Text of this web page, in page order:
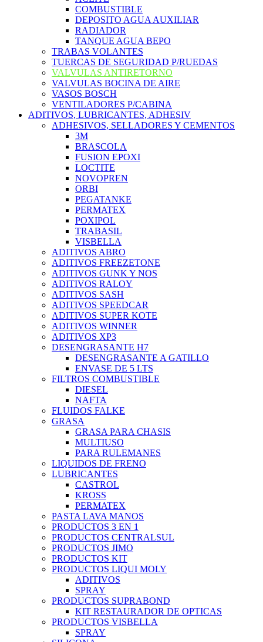
COMBUSTIBLE
DEPOSITO AGUA AUXILIAR
RADIADOR
TANQUE AGUA BEPO
TRABAS VOLANTES
TUERCAS DE SEGURIDAD P/RUEDAS
VALVULAS ANTIRETORNO
VALVULAS BOCINA DE AIRE
VASOS BOSCH
VENTILADORES P/CABINA
ADITIVOS, LUBRICANTES, ADHESIV
ADHESIVOS, SELLADORES Y CEMENTOS
3M
BRASCOLA
FUSION EPOXI
LOCTITE
NOVOPREN
ORBI
PEGATANKE
PERMATEX
POXIPOL
TRABASIL
VISBELLA
ADITIVOS ABRO
ADITIVOS FREEZETONE
ADITIVOS GUNK Y NOS
ADITIVOS RALOY
ADITIVOS SASH
ADITIVOS SPEEDCAR
ADITIVOS SUPER KOTE
ADITIVOS WINNER
ADITIVOS XP3
DESENGRASANTE H7
DESENGRASANTE A GATILLO
ENVASE DE 5 LTS
FILTROS COMBUSTIBLE
DIESEL
NAFTA
FLUIDOS FALKE
GRASA
GRASA PARA CHASIS
MULTIUSO
PARA RULEMANES
LIQUIDOS DE FRENO
LUBRICANTES
CASTROL
KROSS
PERMATEX
PASTA LAVA MANOS
PRODUCTOS 3 EN 1
PRODUCTOS CENTRALSUL
PRODUCTOS JIMO
PRODUCTOS KIT
PRODUCTOS LIQUI MOLY
ADITIVOS
SPRAY
PRODUCTOS SUPRABOND
KIT RESTAURADOR DE OPTICAS
PRODUCTOS VISBELLA
SPRAY